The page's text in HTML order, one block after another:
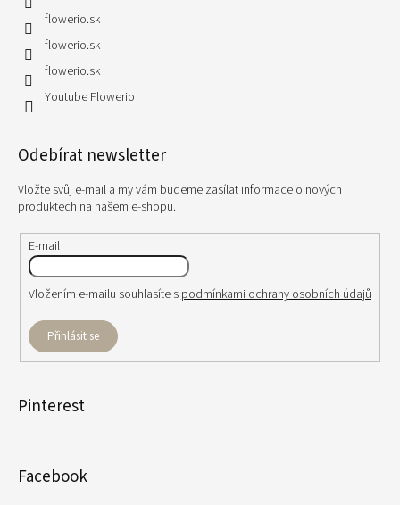
flowerio.sk
flowerio.sk
flowerio.sk
Youtube Flowerio
Odebírat newsletter
Vložte svůj e-mail a my vám budeme zasílat informace o nových
produktech na našem e-shopu.
E-mail
Vložením e-mailu souhlasíte s podmínkami ochrany osobních údajů
Přihlásit se
Pinterest
Facebook